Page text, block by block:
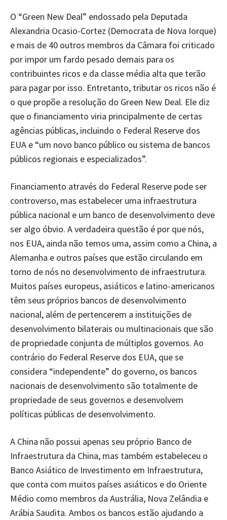
O “Green New Deal” endossado pela Deputada
Alexandria Ocasio-Cortez (Democrata de Nova Iorque)
e mais de 40 outros membros da Câmara foi criticado
por impor um fardo pesado demais para os
contribuintes ricos e da classe média alta que terão
para pagar por isso. Entretanto, tributar os ricos não é
o que propõe a resolução do Green New Deal. Ele diz
que o financiamento viria principalmente de certas
agências públicas, incluindo o Federal Reserve dos
EUA e “um novo banco público ou sistema de bancos
públicos regionais e especializados”.
Financiamento através do Federal Reserve pode ser
controverso, mas estabelecer uma infraestrutura
pública nacional e um banco de desenvolvimento deve
ser algo óbvio. A verdadeira questão é por que nós,
nos EUA, ainda não temos uma, assim como a China, a
Alemanha e outros países que estão circulando em
torno de nós no desenvolvimento de infraestrutura.
Muitos países europeus, asiáticos e latino-americanos
têm seus próprios bancos de desenvolvimento
nacional, além de pertencerem a instituições de
desenvolvimento bilaterais ou multinacionais que são
de propriedade conjunta de múltiplos governos. Ao
contrário do Federal Reserve dos EUA, que se
considera “independente” do governo, os bancos
nacionais de desenvolvimento são totalmente de
propriedade de seus governos e desenvolvem
políticas públicas de desenvolvimento.
A China não possui apenas seu próprio Banco de
Infraestrutura da China, mas também estabeleceu o
Banco Asiático de Investimento em Infraestrutura,
que conta com muitos países asiáticos e do Oriente
Médio como membros da Austrália, Nova Zelândia e
Arábia Saudita. Ambos os bancos estão ajudando a